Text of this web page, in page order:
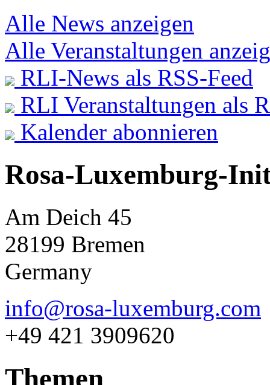
Alle News anzeigen
Alle Veranstaltungen
RLI-News als RSS-Feed
RLI Veranstaltungen als
Kalender abonnieren
Rosa-Luxemburg-
Am Deich 45
28199 Bremen
Germany
info@rosa-luxemburg.com
+49 421 3909620
Themen